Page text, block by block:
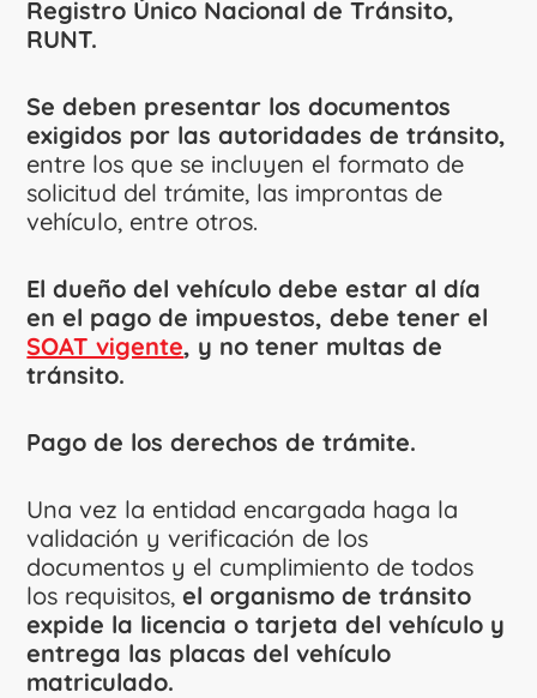
Registro Único Nacional de Tránsito,
RUNT.
Se deben presentar los documentos
exigidos por las autoridades de tránsito,
entre los que se incluyen el formato de
solicitud del trámite, las improntas de
vehículo, entre otros.
El dueño del vehículo debe estar al día
en el pago de impuestos, debe tener el
SOAT vigente, y no tener multas de
tránsito.
Pago de los derechos de trámite.
Una vez la entidad encargada haga la
validación y verificación de los
documentos y el cumplimiento de todos
los requisitos, el organismo de tránsito
expide la licencia o tarjeta del vehículo y
entrega las placas del vehículo
matriculado.